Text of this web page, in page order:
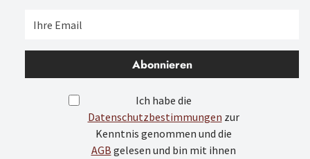
Abonnieren
Ich habe die
Datenschutzbestimmungen zur
Kenntnis genommen und die
AGB gelesen und bin mit ihnen